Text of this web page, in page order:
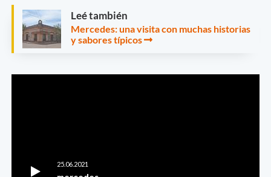
Leé también
Mercedes: una visita con muchas historias
y sabores típicos